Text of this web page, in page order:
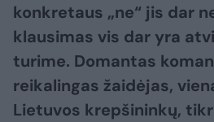
konkretaus „ne“ jis dar
klausimas vis dar yra
turime. Domantas
reikalingas žaidėjas,
Lietuvos krepšininkų,